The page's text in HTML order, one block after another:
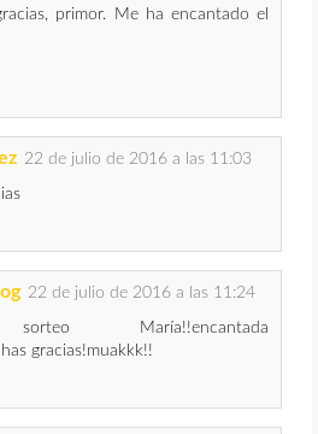
primor. Me ha encantado el
22 de julio de 2016 a las 11:03
22 de julio de 2016 a las 11:24
María!!encantada
gracias!muakkk!!